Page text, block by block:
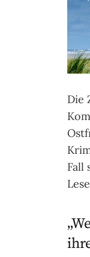
Die
Fall